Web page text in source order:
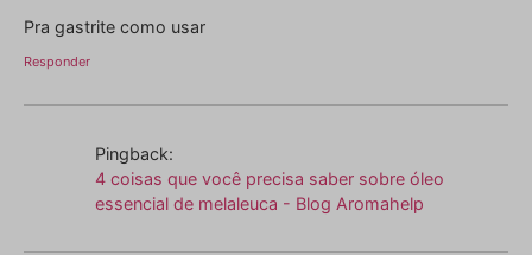
Pra gastrite como usar
Responder
Pingback:
4 coisas que você precisa saber sobre óleo
essencial de melaleuca - Blog Aromahelp